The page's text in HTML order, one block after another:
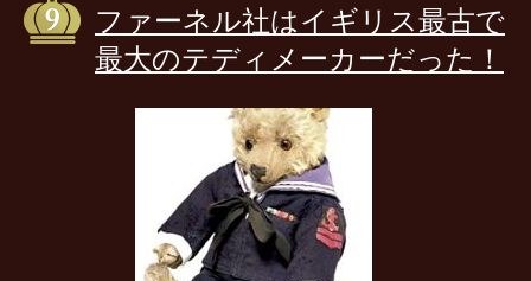
ファーネル社はイギリス最古で
最大のテディメーカーだった！